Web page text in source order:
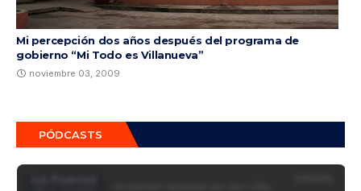
Mi percepción dos años después del programa de
gobierno “Mi Todo es Villanueva”
noviembre 03, 2009
PÓDCASTS